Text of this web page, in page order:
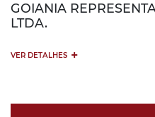
GOIANIA
LTDA.
VER DETALHES +